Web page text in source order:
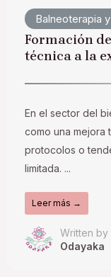
Balneoterapia
Formación
técnica a la
En el sector del
como una mejora
protocolos o
limitada. ...
Leer más →
Written by
Odayaka